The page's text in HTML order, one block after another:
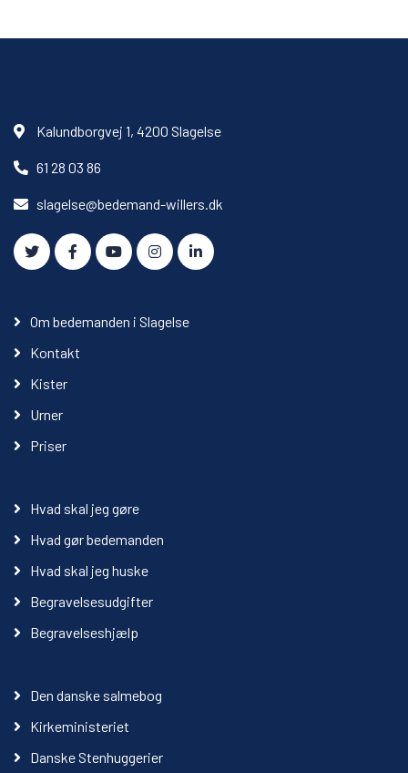
Kalundborgvej 1, 4200 Slagelse
61 28 03 86
slagelse@bedemand-willers.dk
Om bedemanden i Slagelse
Kontakt
Kister
Urner
Priser
Hvad skal jeg gøre
Hvad gør bedemanden
Hvad skal jeg huske
Begravelsesudgifter
Begravelseshjælp
Den danske salmebog
Kirkeministeriet
Danske Stenhuggerier